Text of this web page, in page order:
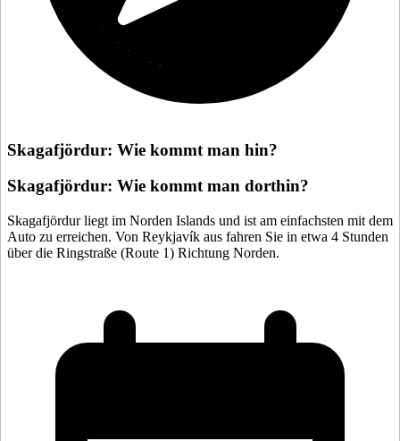
Skagafjördur: Wie kommt man hin?
Skagafjördur: Wie kommt man dorthin?
Skagafjördur liegt im Norden Islands und ist am einfachsten mit dem
Auto zu erreichen. Von Reykjavík aus fahren Sie in etwa 4 Stunden
über die Ringstraße (Route 1) Richtung Norden.